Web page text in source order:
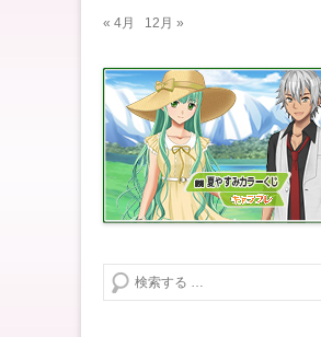
« 4月 12月 »
検索する